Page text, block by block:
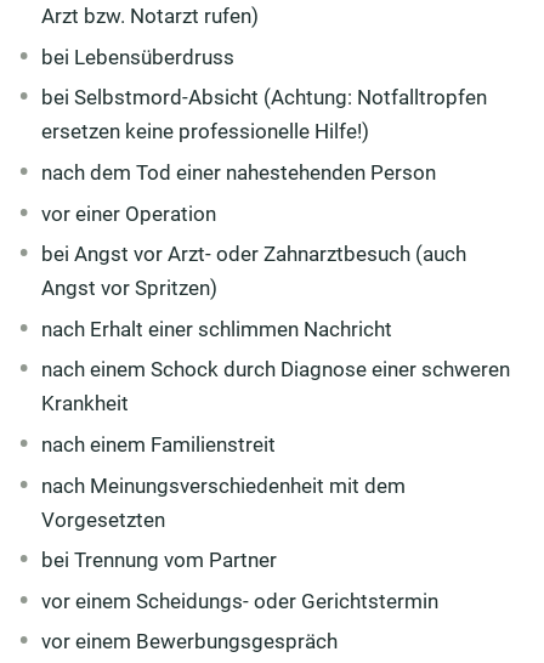
Arzt bzw. Notarzt rufen)
bei Lebensüberdruss
bei Selbstmord-Absicht (Achtung: Notfalltropfen
ersetzen keine professionelle Hilfe!)
nach dem Tod einer nahestehenden Person
vor einer Operation
bei Angst vor Arzt- oder Zahnarztbesuch (auch
Angst vor Spritzen)
nach Erhalt einer schlimmen Nachricht
nach einem Schock durch Diagnose einer schweren
Krankheit
nach einem Familienstreit
nach Meinungsverschiedenheit mit dem
Vorgesetzten
bei Trennung vom Partner
vor einem Scheidungs- oder Gerichtstermin
vor einem Bewerbungsgespräch